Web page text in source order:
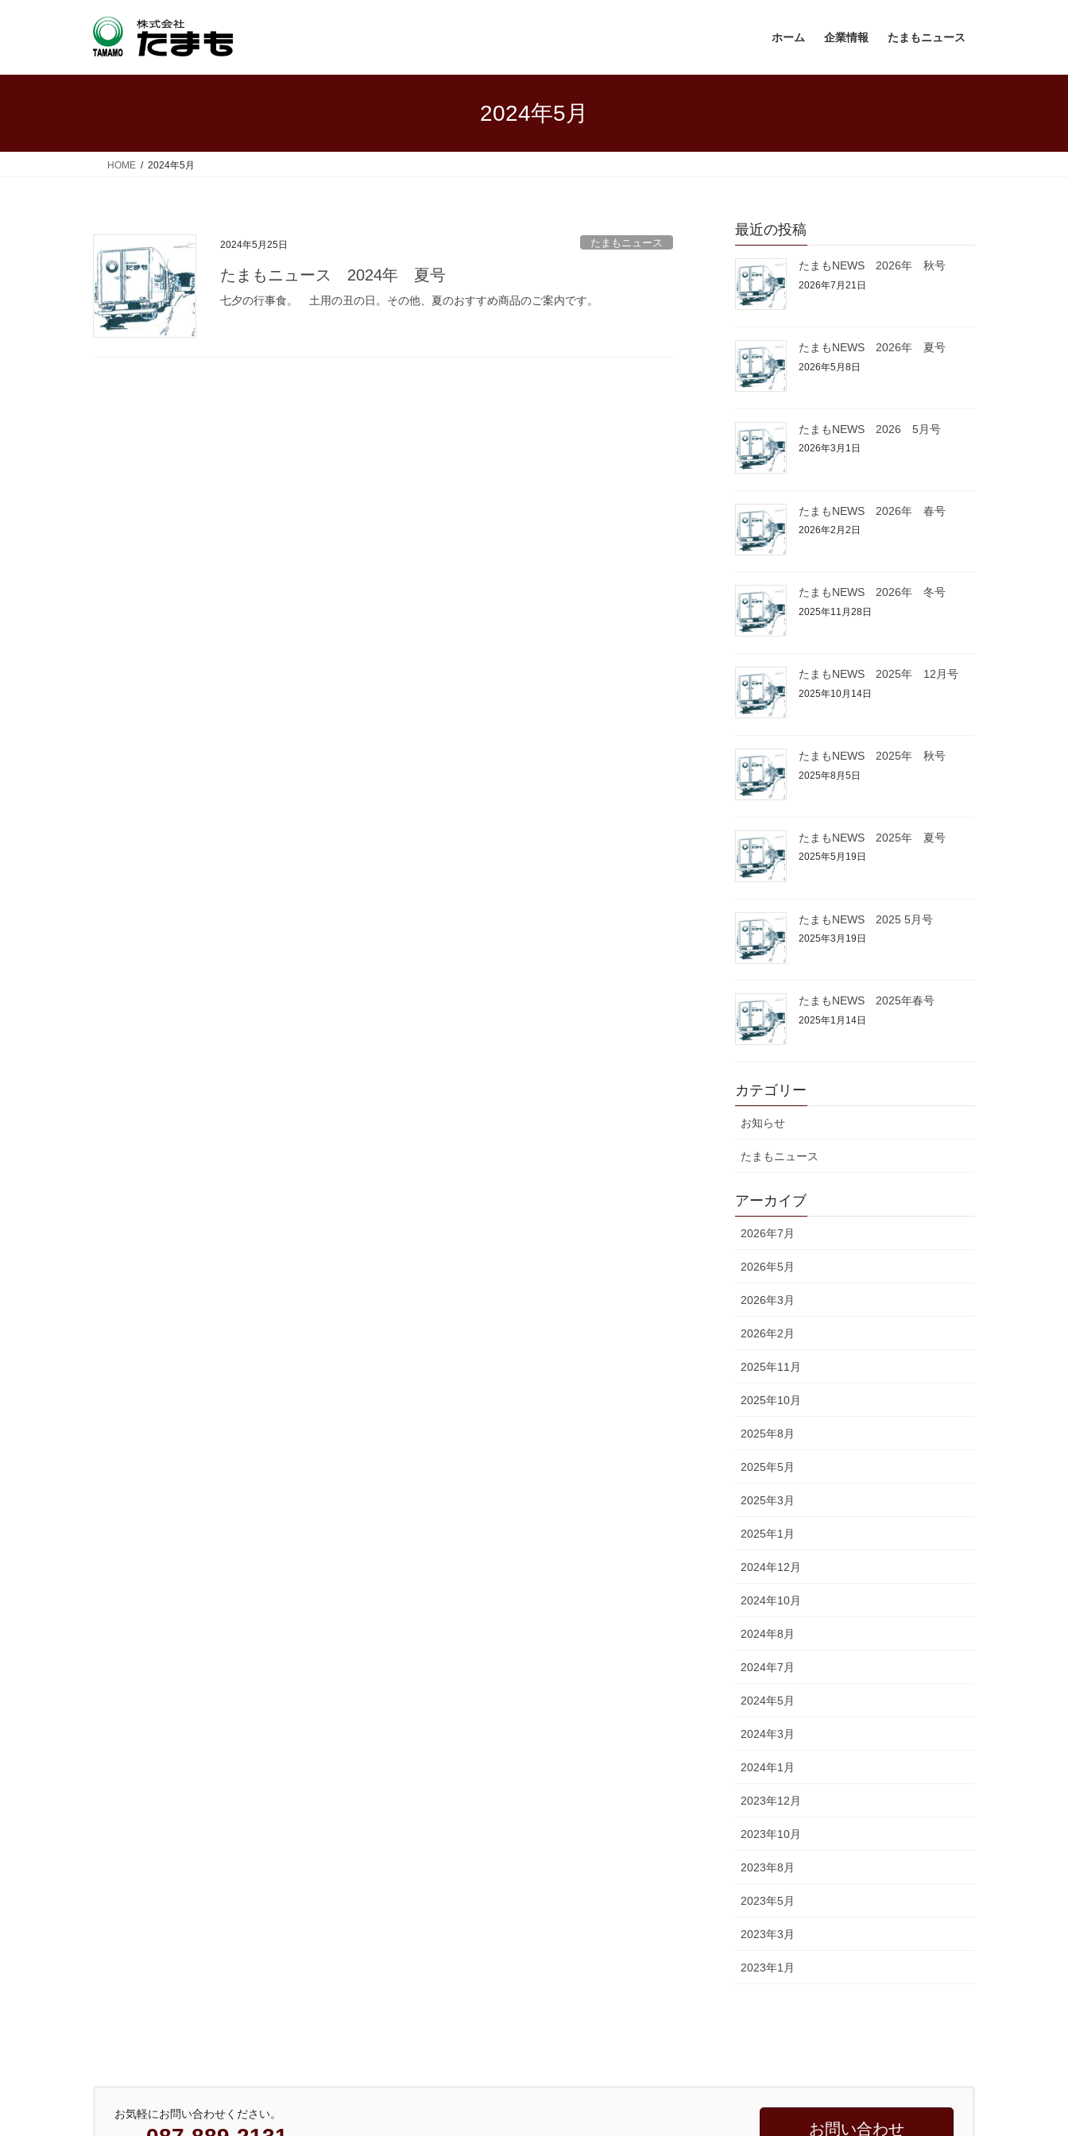
ホーム 企業情報 たまもニュース
2024年5月
HOME 2024年5月
2024年5月25日 たまもニュース
たまもニュース 2024年 夏号
七夕の行事食。 土用の丑の日。その他、夏のおすすめ商品のご案内です。
最近の投稿
たまもNEWS 2026年 秋号
2026年7月21日
たまもNEWS 2026年 夏号
2026年5月8日
たまもNEWS 2026 5月号
2026年3月1日
たまもNEWS 2026年 春号
2026年2月2日
たまもNEWS 2026年 冬号
2025年11月28日
たまもNEWS 2025年 12月号
2025年10月14日
たまもNEWS 2025年 秋号
2025年8月5日
たまもNEWS 2025年 夏号
2025年5月19日
たまもNEWS 2025 5月号
2025年3月19日
たまもNEWS 2025年春号
2025年1月14日
カテゴリー
お知らせ
たまもニュース
アーカイブ
2026年7月
2026年5月
2026年3月
2026年2月
2025年11月
2025年10月
2025年8月
2025年5月
2025年3月
2025年1月
2024年12月
2024年10月
2024年8月
2024年7月
2024年5月
2024年3月
2024年1月
2023年12月
2023年10月
2023年8月
2023年5月
2023年3月
2023年1月
お気軽にお問い合わせください。
お問い合わせ